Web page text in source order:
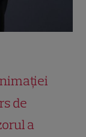
de
a